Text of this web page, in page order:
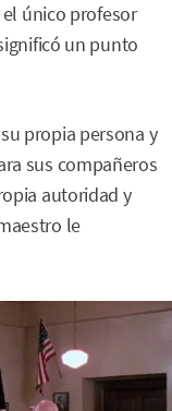
el único profesor
un punto
propia persona y
sus compañeros
autoridad y
le